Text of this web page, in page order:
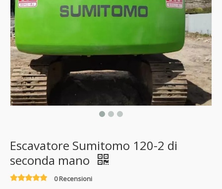
Escavatore Sumitomo 120-2 di
seconda mano
0 Recensioni